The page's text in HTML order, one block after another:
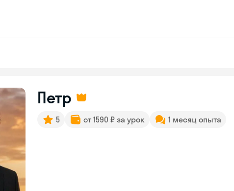
Петр
5 от 1590 ₽ за урок 1 месяц опыта